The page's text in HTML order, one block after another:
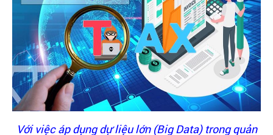
hệ
Với việc áp dụng dự liệu lớn (Big Data) trong quản